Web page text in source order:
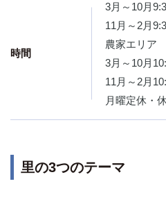
時間
3月～10月
11月～2月
農家エリア
3月～10月
11月～2月
月曜定休・
里の3つのテーマ